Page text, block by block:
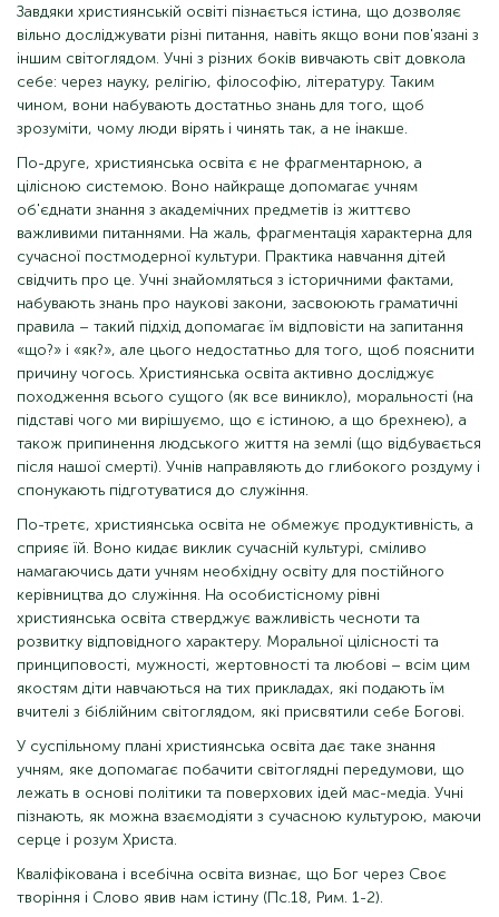
Завдяки християнській освіті пізнається істина, що дозволяє
вільно досліджувати різні питання, навіть якщо вони пов'язані з
іншим світоглядом. Учні з різних боків вивчають світ довкола
себе: через науку, релігію, філософію, літературу. Таким
чином, вони набувають достатньо знань для того, щоб
зрозуміти, чому люди вірять і чинять так, а не інакше.
По-друге, християнська освіта є не фрагментарною, а
цілісною системою. Воно найкраще допомагає учням
об'єднати знання з академічних предметів із життєво
важливими питаннями. На жаль, фрагментація характерна для
сучасної постмодерної культури. Практика навчання дітей
свідчить про це. Учні знайомляться з історичними фактами,
набувають знань про наукові закони, засвоюють граматичні
правила – такий підхід допомагає їм відповісти на запитання
«що?» і «як?», але цього недостатньо для того, щоб пояснити
причину чогось. Християнська освіта активно досліджує
походження всього сущого (як все виникло), моральності (на
підставі чого ми вирішуємо, що є істиною, а що брехнею), а
також припинення людського життя на землі (що відбувається
після нашої смерті). Учнів направляють до глибокого роздуму і
спонукають підготуватися до служіння.
По-третє, християнська освіта не обмежує продуктивність, а
сприяє їй. Воно кидає виклик сучасній культурі, сміливо
намагаючись дати учням необхідну освіту для постійного
керівництва до служіння. На особистісному рівні
християнська освіта стверджує важливість чесноти та
розвитку відповідного характеру. Моральної цілісності та
принциповості, мужності, жертовності та любові – всім цим
якостям діти навчаються на тих прикладах, які подають їм
вчителі з біблійним світоглядом, які присвятили себе Богові.
У суспільному плані християнська освіта дає таке знання
учням, яке допомагає побачити світоглядні передумови, що
лежать в основі політики та поверхових ідей мас-медіа. Учні
пізнають, як можна взаємодіяти з сучасною культурою, маючи
серце і розум Христа.
Кваліфікована і всебічна освіта визнає, що Бог через Своє
творіння і Слово явив нам істину (Пс.18, Рим. 1-2).